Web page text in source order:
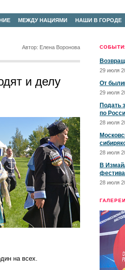
МЕЖДУ НАЦИЯМИ НАШИ В ГОРОДЕ
29 июля
От
29 июля
Подать
по
28 июля
28 июля
В
28 июля
ГАЛЕРЕИ
Автор: Елена Воронова
и делу
на всех.